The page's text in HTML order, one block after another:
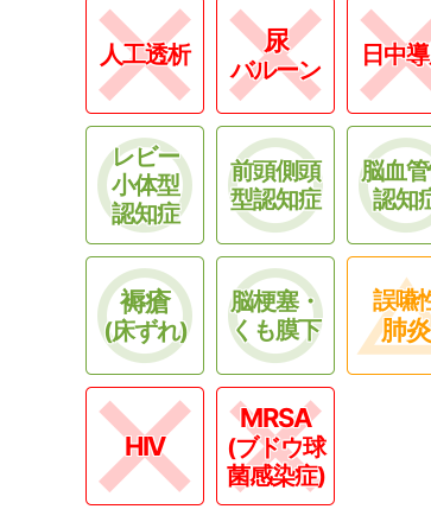
人工透析 尿
バルーン
日中
レビー
小体型
認知症
前頭側頭
型認知症
脳血
認知
褥瘡
(床ずれ)
脳梗塞・
くも膜下
誤嚥
肺炎
HIV
MRSA
(ブドウ球
菌感染症)